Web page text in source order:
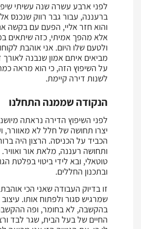
לפני ארבע עשרה שנה עשיתי
ברעננה, עבור גבר רווק שנכנס
והוא חזר אליי, הפעם עם בקשה
אלא מהפך אמיתי, כזה שיתאים
ולטעם שלו היום. אני אוהבת
מביאים איתם אמון שנבנה לאורך
על השיפוץ הזה, כי הוא מראה כמה
לשנות דירה קיימת.
הנקודה שממנה התחלנו
לפני השיפוץ הדירה נראתה
יצרו תחושה של חלל לא מאוורר,
הכביד על הכניסה. הרצון היה
ותחושה רעננה, מלאת אור ואוויר.
טוטאלי, ובא לידי ביטוי בפלטת
ובתכנון החללים.
זו בדיוק העבודה שאני הכי
שמרגיש סגור ולפתוח אותו.
בהקשבה, לא בחומר, ופה
החיים של בעל הבית, שגר לבד